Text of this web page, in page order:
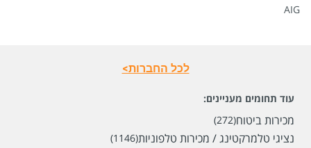
AIG
לכל החברות>
עוד תחומים מעניינים:
מכירות ביטוח(272)
נציגי טלמרקטינג / מכירות טלפוניות(1146)